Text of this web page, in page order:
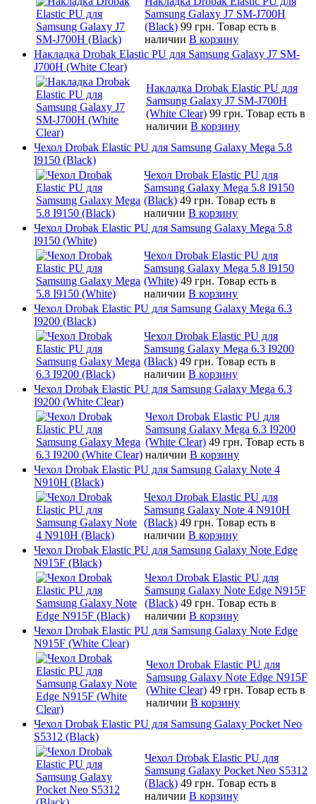
Samsung Galaxy J7 SM-J700H
(Black) 99 грн. Товар есть в
наличии В корзину
Накладка Drobak Elastic PU для Samsung Galaxy J7 SM-
J700H (White Clear)
Накладка Drobak Elastic PU для
Samsung Galaxy J7 SM-J700H
(White Clear) 99 грн. Товар есть в
наличии В корзину
Чехол Drobak Elastic PU для Samsung Galaxy Mega 5.8
I9150 (Black)
Чехол Drobak Elastic PU для
Samsung Galaxy Mega 5.8 I9150
(Black) 49 грн. Товар есть в
наличии В корзину
Чехол Drobak Elastic PU для Samsung Galaxy Mega 5.8
I9150 (White)
Чехол Drobak Elastic PU для
Samsung Galaxy Mega 5.8 I9150
(White) 49 грн. Товар есть в
наличии В корзину
Чехол Drobak Elastic PU для Samsung Galaxy Mega 6.3
I9200 (Black)
Чехол Drobak Elastic PU для
Samsung Galaxy Mega 6.3 I9200
(Black) 49 грн. Товар есть в
наличии В корзину
Чехол Drobak Elastic PU для Samsung Galaxy Mega 6.3
I9200 (White Clear)
Чехол Drobak Elastic PU для
Samsung Galaxy Mega 6.3 I9200
(White Clear) 49 грн. Товар есть в
наличии В корзину
Чехол Drobak Elastic PU для Samsung Galaxy Note 4
N910H (Black)
Чехол Drobak Elastic PU для
Samsung Galaxy Note 4 N910H
(Black) 49 грн. Товар есть в
наличии В корзину
Чехол Drobak Elastic PU для Samsung Galaxy Note Edge
N915F (Black)
Чехол Drobak Elastic PU для
Samsung Galaxy Note Edge N915F
(Black) 49 грн. Товар есть в
наличии В корзину
Чехол Drobak Elastic PU для Samsung Galaxy Note Edge
N915F (White Clear)
Чехол Drobak Elastic PU для
Samsung Galaxy Note Edge N915F
(White Clear) 49 грн. Товар есть в
наличии В корзину
Чехол Drobak Elastic PU для Samsung Galaxy Pocket Neo
S5312 (Black)
Чехол Drobak Elastic PU для
Samsung Galaxy Pocket Neo S5312
(Black) 49 грн. Товар есть в
наличии В корзину